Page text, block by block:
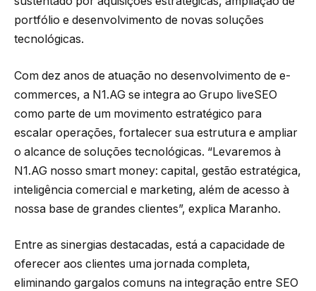
portfólio e desenvolvimento de novas soluções
tecnológicas.
Com dez anos de atuação no desenvolvimento de e-
commerces, a N1.AG se integra ao Grupo liveSEO
como parte de um movimento estratégico para
escalar operações, fortalecer sua estrutura e ampliar
o alcance de soluções tecnológicas. “Levaremos à
N1.AG nosso smart money: capital, gestão estratégica,
inteligência comercial e marketing, além de acesso à
nossa base de grandes clientes”, explica Maranho.
Entre as sinergias destacadas, está a capacidade de
oferecer aos clientes uma jornada completa,
eliminando gargalos comuns na integração entre SEO